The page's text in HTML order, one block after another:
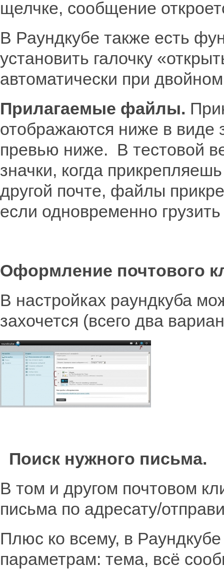
щелчке, сообщение
В Раундкубе также есть
установить галочку
автоматически при
Прилагаемые файлы.
отображаются ниже в виде
превью ниже. В тестовой
значки, когда
другой почте, файлы
если одновременно
Оформление почтового
В настройках раундкуба
захочется (всего два
Поиск нужного письма.
В том и другом почтовом
письма по адресату/
Плюс ко всему, в
параметрам: тема, всё